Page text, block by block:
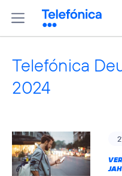
Telefónica
2024